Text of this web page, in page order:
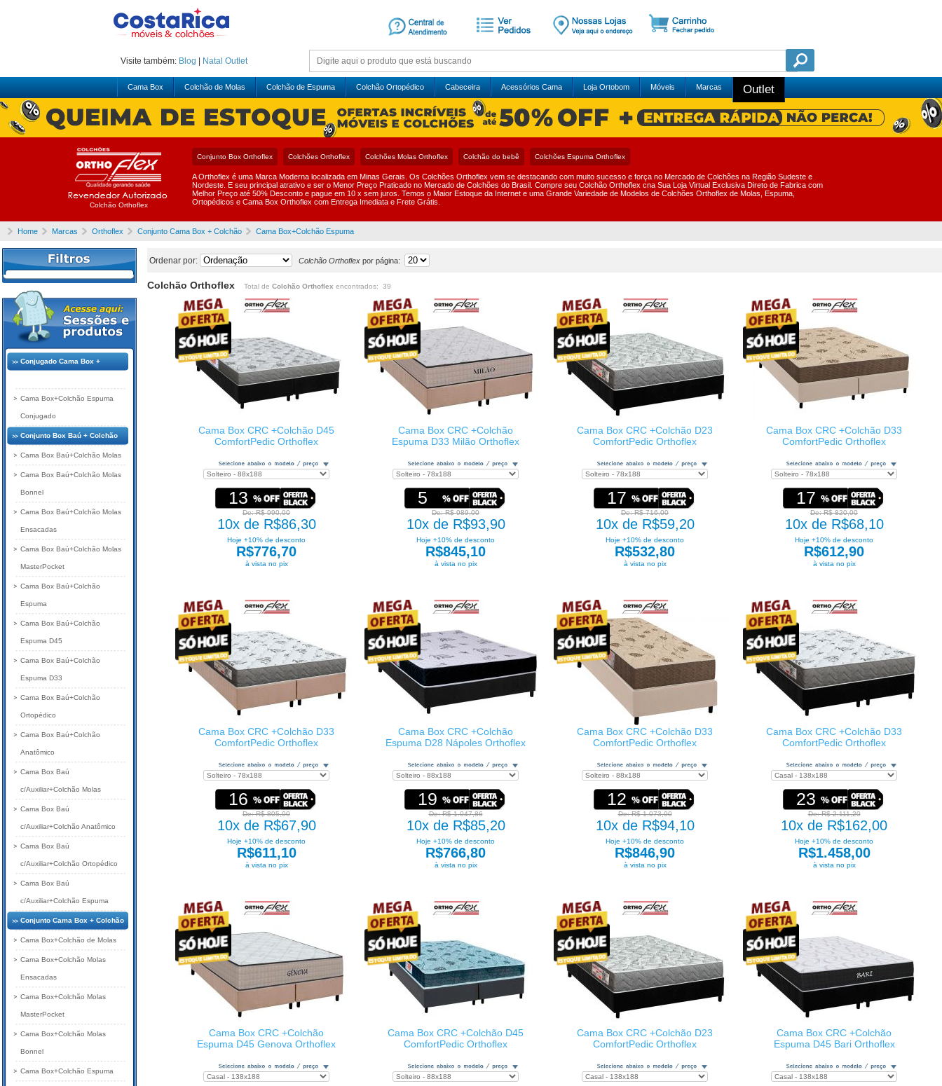
Visite também: Blog Natal Outlet
Cama Box Colchão de Molas Colchão de Espuma Colchão Ortopédico Cabeceira Acessórios Cama Loja Ortobom Móveis Marcas Outlet
Colchão Orthoflex
Conjunto Box Orthoflex Colchões Orthoflex Colchões Molas Orthoflex Colchão do bebê Colchões Espuma Orthoflex
A Orthoflex é uma Marca Moderna localizada em Minas Gerais. Os Colchões Orthoflex vem se destacando com muito sucesso e força no Mercado de Colchões na Região Sudeste e
Nordeste. E seu principal atrativo e ser o Menor Preço Praticado no Mercado de Colchões do Brasil. Compre seu Colchão Orthoflex cna Sua Loja Virtual Exclusiva Direto de Fabrica com
Melhor Preço até 50% Desconto e pague em 10 x sem juros. Temos o Maior Estoque da Internet e uma Grande Variedade de Modelos de Colchões Orthoflex de Molas, Espuma,
Ortopédicos e Cama Box Orthoflex com Entrega Imediata e Frete Grátis.
Home Marcas Orthoflex Conjunto Cama Box + Colchão Cama Box+Colchão Espuma
Ordenar por: Colchão Orthoflex por página:
Colchão Orthoflex Total de Colchão Orthoflex encontrados: 39
Cama Box CRC +Colchão D45
ComfortPedic Orthoflex
13
De: R$ 990,00
10x de R$86,30
Hoje +10% de desconto
R$776,70
à vista no pix
Cama Box CRC +Colchão
Espuma D33 Milão Orthoflex
5
De: R$ 989,00
10x de R$93,90
Hoje +10% de desconto
R$845,10
à vista no pix
Cama Box CRC +Colchão D23
ComfortPedic Orthoflex
17
De: R$ 716,00
10x de R$59,20
Hoje +10% de desconto
R$532,80
à vista no pix
Cama Box CRC +Colchão D33
ComfortPedic Orthoflex
17
De: R$ 820,00
10x de R$68,10
Hoje +10% de desconto
R$612,90
à vista no pix
Cama Box CRC +Colchão D33
ComfortPedic Orthoflex
16
De: R$ 805,00
10x de R$67,90
Hoje +10% de desconto
R$611,10
à vista no pix
Cama Box CRC +Colchão
Espuma D28 Nápoles Orthoflex
19
De: R$ 1.047,86
10x de R$85,20
Hoje +10% de desconto
R$766,80
à vista no pix
Cama Box CRC +Colchão D33
ComfortPedic Orthoflex
12
De: R$ 1.073,00
10x de R$94,10
Hoje +10% de desconto
R$846,90
à vista no pix
Cama Box CRC +Colchão D33
ComfortPedic Orthoflex
23
De: R$ 2.111,20
10x de R$162,00
Hoje +10% de desconto
R$1.458,00
à vista no pix
Cama Box CRC +Colchão
Espuma D45 Genova Orthoflex
Cama Box CRC +Colchão D45
ComfortPedic Orthoflex
Cama Box CRC +Colchão D23
ComfortPedic Orthoflex
Cama Box CRC +Colchão
Espuma D45 Bari Orthoflex
Conjugado Cama Box +
Cama Box+Colchão Espuma
Conjugado
Conjunto Box Baú + Colchão
Cama Box Baú+Colchão Molas
Cama Box Baú+Colchão Molas
Bonnel
Cama Box Baú+Colchão Molas
Ensacadas
Cama Box Baú+Colchão Molas
MasterPocket
Cama Box Baú+Colchão
Espuma
Cama Box Baú+Colchão
Espuma D45
Cama Box Baú+Colchão
Espuma D33
Cama Box Baú+Colchão
Ortopédico
Cama Box Baú+Colchão
Anatômico
Cama Box Baú
c/Auxiliar+Colchão Molas
Cama Box Baú
c/Auxiliar+Colchão Anatômico
Cama Box Baú
c/Auxiliar+Colchão Ortopédico
Cama Box Baú
c/Auxiliar+Colchão Espuma
Conjunto Cama Box + Colchão
Cama Box+Colchão de Molas
Cama Box+Colchão Molas
Ensacadas
Cama Box+Colchão Molas
MasterPocket
Cama Box+Colchão Molas
Bonnel
Cama Box+Colchão Espuma